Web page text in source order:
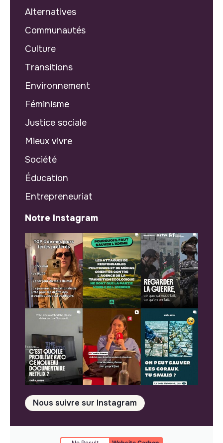
Alternatives
Communautés
Culture
Transitions
Environnement
Féminisme
Justice sociale
Mieux vivre
Société
Éducation
Entrepreneuriat
Notre Instagram
Nous suivre sur Instagram